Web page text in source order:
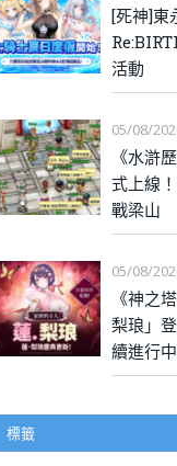
[死神]東
活動
05/08/
《水滸
式上線
戰梁山
05/08/
《神之
梨琅」
續進行中
標籤